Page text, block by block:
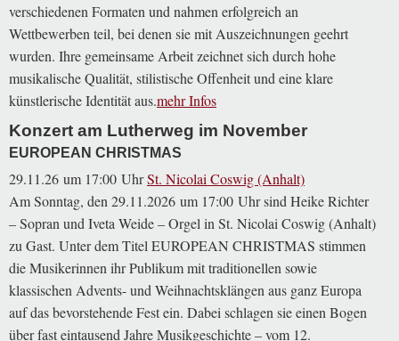
verschiedenen Formaten und nahmen erfolgreich an
Wettbewerben teil, bei denen sie mit Auszeichnungen geehrt
wurden. Ihre gemeinsame Arbeit zeichnet sich durch hohe
musikalische Qualität, stilistische Offenheit und eine klare
künstlerische Identität aus.
Konzert am Lutherweg im November
EUROPEAN CHRISTMAS
29.11.26 um 17:00 UhrSt. Nicolai Coswig (Anhalt)
Am Sonntag, den 29.11.2026 um 17:00 Uhr sind Heike Richter
– Sopran und Iveta Weide – Orgel in St. Nicolai Coswig (Anhalt)
zu Gast. Unter dem Titel EUROPEAN CHRISTMAS stimmen
die Musikerinnen ihr Publikum mit traditionellen sowie
klassischen Advents- und Weihnachtsklängen aus ganz Europa
auf das bevorstehende Fest ein. Dabei schlagen sie einen Bogen
über fast eintausend Jahre Musikgeschichte – vom 12.